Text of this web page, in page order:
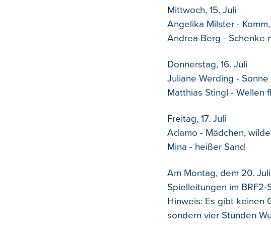
Mittwoch, 15. Juli
Angelika Milster -
Andrea Berg - Schenke
Donnerstag, 16. Juli
Juliane Werding -
Matthias Stingl - Wellen
Freitag, 17. Juli
Adamo - Mädchen,
Mina - heißer Sand
Am Montag, dem 20.
Spielleitungen im BRF2-
Hinweis: Es gibt keinen
sondern vier Stunden